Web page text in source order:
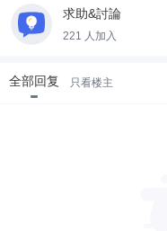
求助&討論
221 人加入
全部回复 只看楼主